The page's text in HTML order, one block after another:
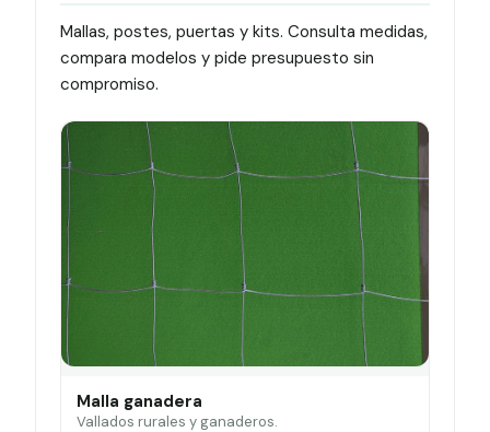
Mallas, postes, puertas y kits. Consulta medidas,
compara modelos y pide presupuesto sin
compromiso.
Malla ganadera
Vallados rurales y ganaderos.